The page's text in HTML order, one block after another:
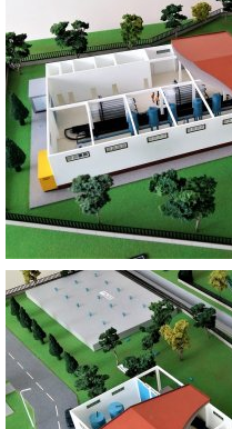
BALA İÇME SUYU